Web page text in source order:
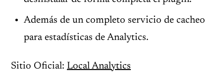
Además de un completo servicio de cacheo
para estadísticas de Analytics.
Sitio Oficial: Local Analytics